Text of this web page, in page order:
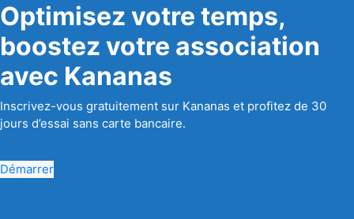
Optimisez votre temps,
boostez votre association
avec Kananas
Inscrivez-vous gratuitement sur Kananas et profitez de 30
jours d’essai sans carte bancaire.
Démarrer